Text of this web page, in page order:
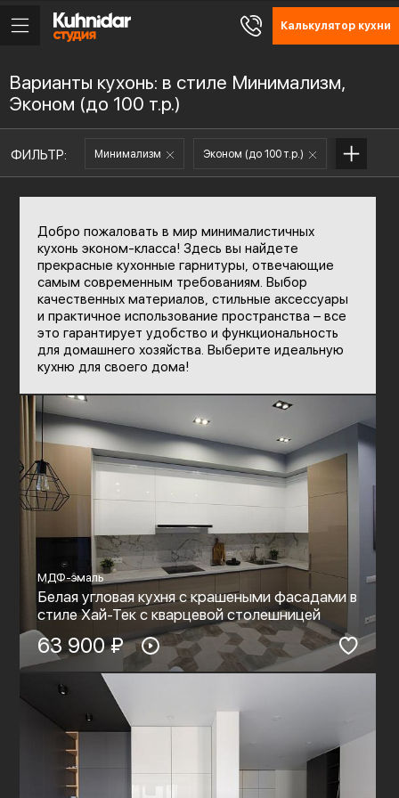
Калькулятор кухни
Варианты кухонь: в стиле Минимализм,
Эконом (до 100 т.р.)
ФИЛЬТР: Минимализм Эконом (до 100 т.р.)
Добро пожаловать в мир минималистичных
кухонь эконом-класса! Здесь вы найдете
прекрасные кухонные гарнитуры, отвечающие
самым современным требованиям. Выбор
качественных материалов, стильные аксессуары
и практичное использование пространства – все
это гарантирует удобство и функциональность
для домашнего хозяйства. Выберите идеальную
кухню для своего дома!
МДФ-эмаль
Белая угловая кухня с крашеными фасадами в
стиле Хай-Тек с кварцевой столешницей
63 900 ₽